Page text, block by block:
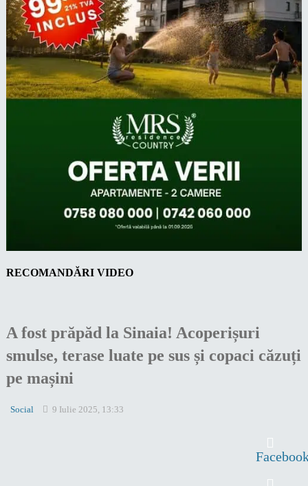
RECOMANDĂRI VIDEO
A fost prăpăd la Sinaia! Acoperișuri
smulse, terase luate pe sus și copaci căzuți
pe mașini
Social 9 Iulie 2025, 13:33